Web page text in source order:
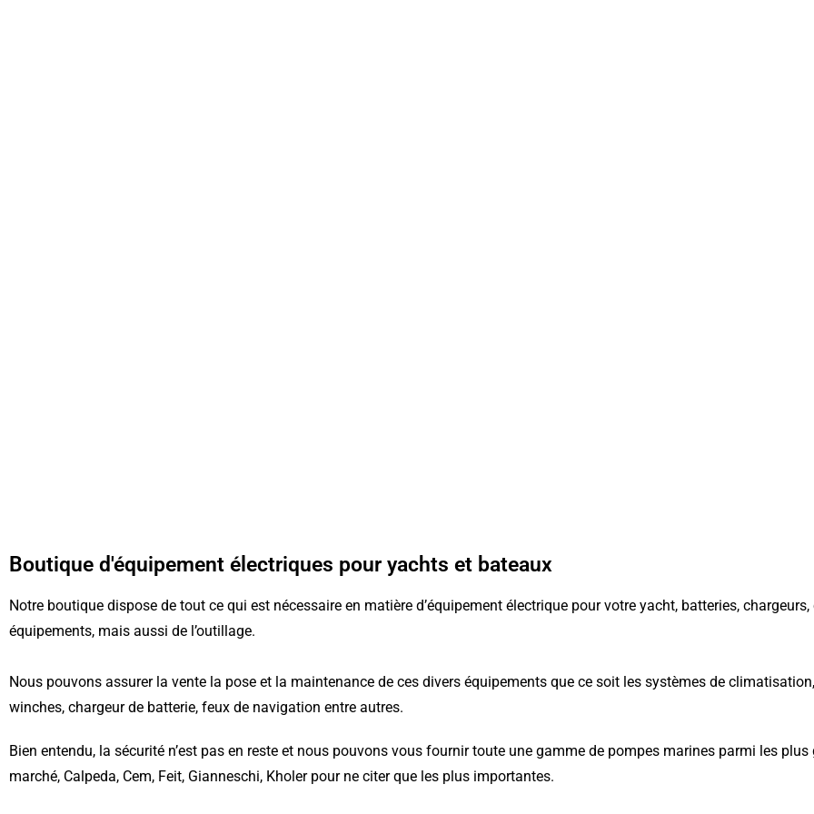
Boutique d'équipement électriques pour yachts et bateaux
Notre boutique dispose de tout ce qui est nécessaire en matière d’équipement électrique pour votre yacht, batteries,
équipements, mais aussi de l’outillage.
Nous pouvons assurer la vente la pose et la maintenance de ces divers équipements que ce soit les systèmes de climatisation,
winches, chargeur de batterie, feux de navigation entre autres.
Bien entendu, la sécurité n’est pas en reste et nous pouvons vous fournir toute une gamme de pompes marines parmi les
marché, Calpeda, Cem, Feit, Gianneschi, Kholerpour ne citer que les plus importantes.